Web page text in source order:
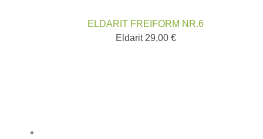
ELDARIT FREIFORM NR.6
Eldarit 29,00 €